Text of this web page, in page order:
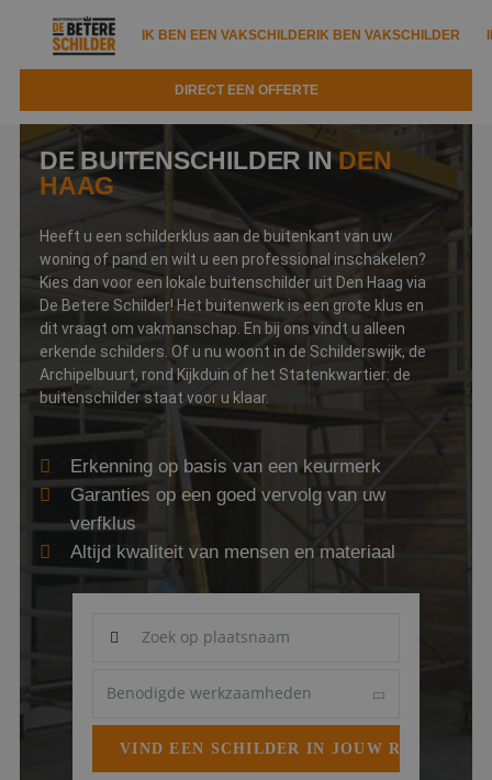
IK BEN EEN VAKSCHILDERIK BEN VAKSCHILDER
DIRECT EEN OFFERTE
IK BEN EEN VAKSCHILDERIK BEN VAKSCHILDER
Documenten
Tools
Kennisbank
Trainingen
Partners
Verfspuitbedrijf?
IK ZOEK EEN VAKSCHILDER VAKSCHILDER ZOEKEN
Zoeken naar een schilder
Tips
Garantie
Service
Waarom de betere schilder?
Binnenschilderwerk
DIRECT EEN OFFERTE
Over ons
Nieuws & blog
Veelgestelde vragen
Contact
DE BUITENSCHILDER INDEN
HAAG
Heeft u een schilderklus aan de buitenkant van uw
woning of pand en wilt u een professional inschakelen?
Kies dan voor een lokale buitenschilder uit Den Haag via
De Betere Schilder! Het buitenwerk is een grote klus en
dit vraagt om vakmanschap. En bij ons vindt u alleen
erkende schilders. Of u nu woont in de Schilderswijk, de
Archipelbuurt, rond Kijkduin of het Statenkwartier: de
buitenschilder staat voor u klaar.
Erkenning op basis van een keurmerk
Garanties op een goed vervolg van uw
verfklus
Altijd kwaliteit van mensen en materiaal